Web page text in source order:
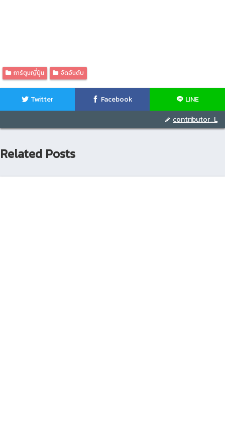
การ์ตูนญี่ปุ่น จัดอันดับ
Twitter Facebook
LINE
contributor_L
Related Posts